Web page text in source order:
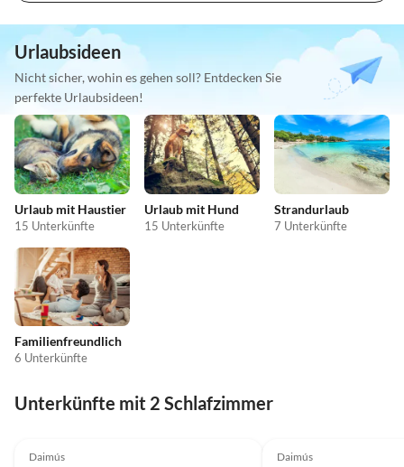
Urlaubsideen
Nicht sicher, wohin es gehen soll? Entdecken Sie
perfekte Urlaubsideen!
Urlaub mit Haustier
15 Unterkünfte
Urlaub mit Hund
15 Unterkünfte
Strandurlaub
7 Unterkünfte
Familienfreundlich
6 Unterkünfte
Unterkünfte mit 2 Schlafzimmer
Daimús Daimús